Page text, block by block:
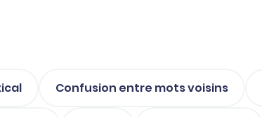
Confusion entre mots voisins